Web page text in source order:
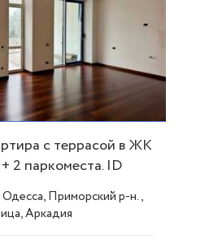
с террасой в ЖК
2 паркоместа. ID
Приморский р-н.,
Аркадия